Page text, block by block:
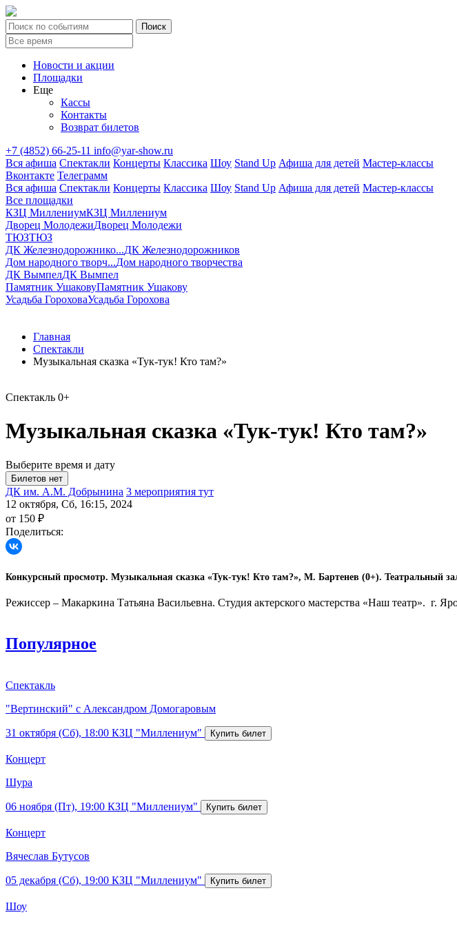
Новости и акции
Площадки
Еще
Кассы
Контакты
Возврат билетов
+7 (4852) 66-25-11 info@yar-show.ru
Вся афиша Спектакли Концерты Классика Шоу Stand Up Афиша для детей Мастер-классы
Вконтакте Телеграмм
Вся афиша Спектакли Концерты Классика Шоу Stand Up Афиша для детей Мастер-классы
Все площадки
КЗЦ МиллениумКЗЦ Миллениум
Дворец МолодежиДворец Молодежи
ТЮЗТЮЗ
ДК Железнодорожнико...ДК Железнодорожников
Дом народного творч...Дом народного творчества
ДК ВымпелДК Вымпел
Памятник УшаковуПамятник Ушакову
Усадьба ГороховаУсадьба Горохова
Главная
Спектакли
Музыкальная сказка «Тук-тук! Кто там?»
Спектакль 0+
Музыкальная сказка «Тук-тук! Кто там?»
Выберите время и дату
ДК им. А.М. Добрынина 3 мероприятия тут
12 октября, Сб, 16:15, 2024
от 150 ₽
Поделиться:
Конкурсный просмотр. Музыкальная сказка «Тук-тук! Кто там?», М. Бартенев (0+). Театральный
Режиссер – Макаркина Татьяна Васильевна. Студия актерского мастерства «Наш театр». г.
Популярное
Спектакль
"Вертинский" с Александром Домогаровым
31 октября (Сб), 18:00 КЗЦ "Миллениум"
Концерт
Шура
06 ноября (Пт), 19:00 КЗЦ "Миллениум"
Концерт
Вячеслав Бутусов
05 декабря (Сб), 19:00 КЗЦ "Миллениум"
Шоу